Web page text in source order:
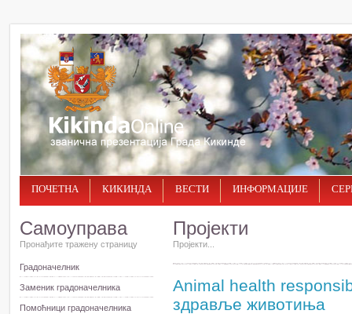
ПОЧЕТНА КИКИНДА ВЕСТИ ИНФОРМАЦИЈЕ
Самоуправа
Пронађите тражену страницу
Градоначелник
Заменик градоначелника
Помоћници градоначелника
Пројекти
Пројекти...
Animal health
здравље животиња